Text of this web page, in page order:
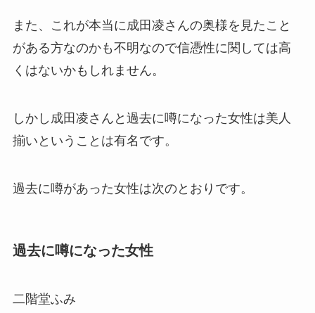
また、これが本当に成田凌さんの奥様を見たこと
がある方なのかも不明なので信憑性に関しては高
くはないかもしれません。
しかし成田凌さんと過去に噂になった女性は美人
揃いということは有名です。
過去に噂があった女性は次のとおりです。
過去に噂になった女性
二階堂ふみ